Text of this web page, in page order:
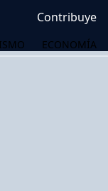
Contribuye
ECONOMÍA